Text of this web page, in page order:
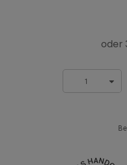
1